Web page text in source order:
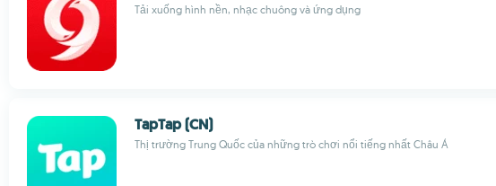
Tải xuống hình nền, nhạc chuông và ứng dụng
TapTap (CN)
Thị trường Trung Quốc của những trò chơi nổi tiếng nhất Châu Á